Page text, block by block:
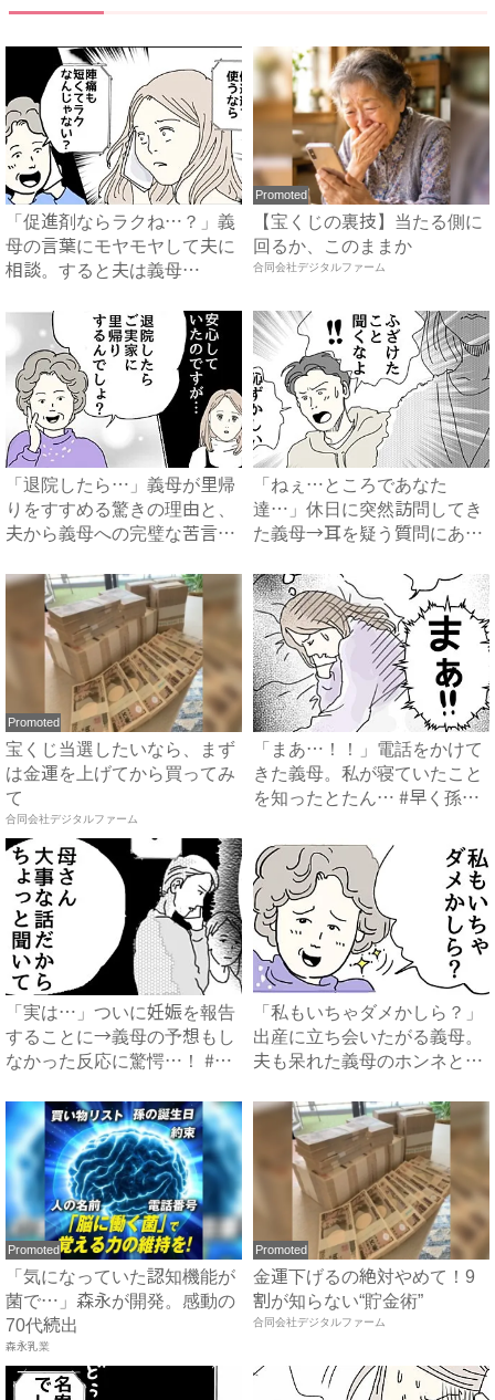
「促進剤ならラクね…？」義
母の言葉にモヤモヤして夫に
相談。すると夫は義母
Promoted
【宝くじの裏技】当たる側に
回るか、このままか
合同会社デジタルファーム
「退院したら…」義母が里帰
りをすすめる驚きの理由と、
夫から義母への完璧な苦言
「ねぇ…ところであなた
達…」休日に突然訪問してき
た義母→耳を疑う質問にあ
Promoted
宝くじ当選したいなら、まず
は金運を上げてから買ってみ
て
合同会社デジタルファーム
「まあ…！！」電話をかけて
きた義母。私が寝ていたこと
を知ったとたん… #早く孫
「実は…」ついに妊娠を報告
することに→義母の予想もし
なかった反応に驚愕…！ #
「私もいちゃダメかしら？」
出産に立ち会いたがる義母。
夫も呆れた義母のホンネと
Promoted
「気になっていた認知機能が
菌で…」森永が開発。感動の
70代続出
森永乳業
Promoted
金運下げるの絶対やめて！9
割が知らない“貯金術”
合同会社デジタルファーム